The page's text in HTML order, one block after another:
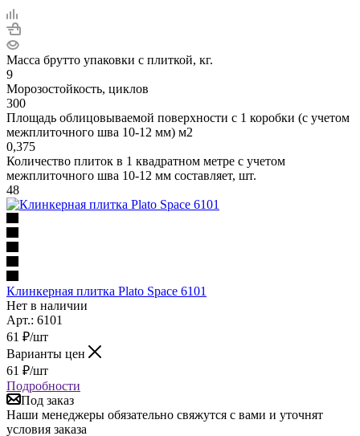
Масса брутто упаковки с плиткой, кг.
9
Морозостойкость, циклов
300
Площадь облицовываемой поверхности с 1 коробки (с учетом
межплиточного шва 10-12 мм) м2
0,375
Количество плиток в 1 квадратном метре с учетом
межплиточного шва 10-12 мм составляет, шт.
48
Клинкерная плитка Plato Space 6101
Нет в наличии
Арт.: 6101
61 ₽/шт
Варианты цен
61 ₽/шт
Подробности
Под заказ
Наши менеджеры обязательно свяжутся с вами и уточнят
условия заказа